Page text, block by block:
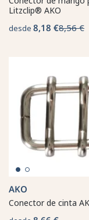
Litzclip® AKO
desde 8,18 €8,56 €
AKO
Conector de cinta